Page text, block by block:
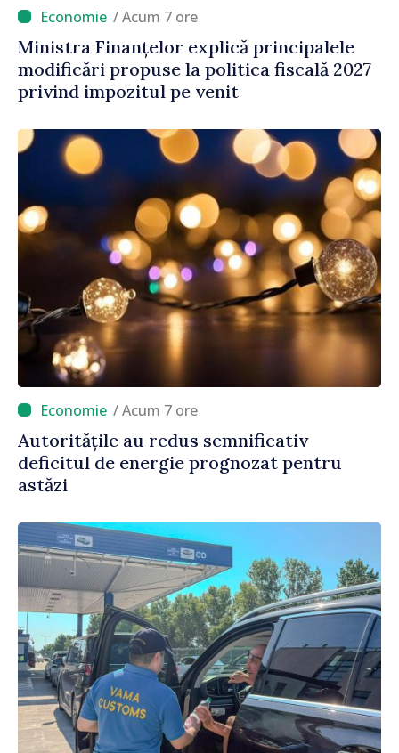
/ Acum 7 ore
Ministra Finanțelor explică principalele
modificări propuse la politica fiscală 2027
privind impozitul pe venit
/ Acum 7 ore
Autoritățile au redus semnificativ
deficitul de energie prognozat pentru
astăzi